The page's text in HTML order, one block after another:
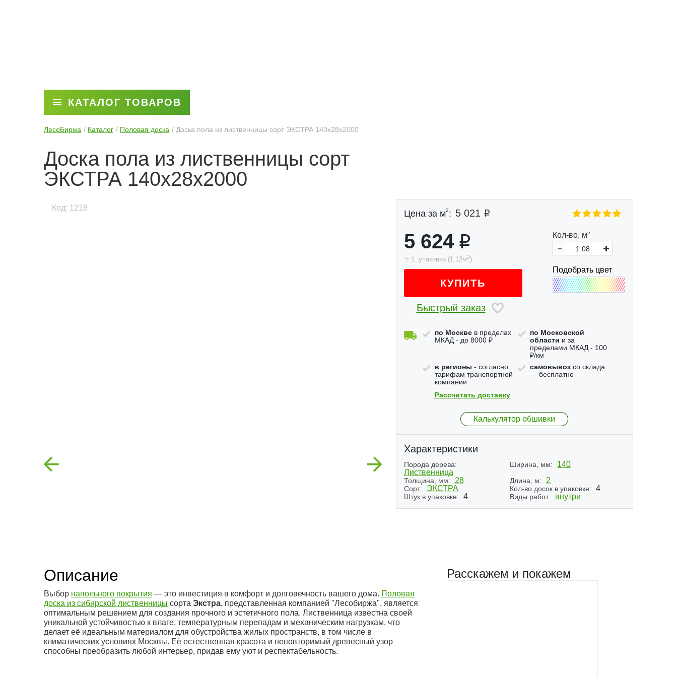
КАТАЛОГ ТОВАРОВ
ЛесоБиржа Каталог Половая доска Доска пола из лиственницы сорт ЭКСТРА 140x28x2000
Доска пола из лиственницы сорт
ЭКСТРА 140x28x2000
Код: 1218
Previous Next
Цена за м2: 5 021
5 624
= 1 упаковка (1.12м2)
КУПИТЬ
Быстрый заказ
Кол-во, м2
Подобрать цвет
по Москвев пределах
МКАД - до 8000 ₽
по Московской
области и за
пределами МКАД - 100
₽/км
в регионы - согласно
тарифам транспортной
компании
самовывозсо склада
— бесплатно
Рассчитать доставку
Калькулятор обшивки
Характеристики
Порода дерева:
Лиственница
Ширина, мм: 140
Толщина, мм: 28 Длина, м: 2
Сорт: ЭКСТРА Кол-во досок в упаковке: 4
Штук в упаковке: 4 Виды работ: внутри
Описание
Выбор напольного покрытия — это инвестиция в комфорт и долговечность вашего дома. Половая
доска из сибирской лиственницы сорта Экстра, представленная компанией "Лесобиржа", является
оптимальным решением для создания прочного и эстетичного пола. Лиственница известна своей
уникальной устойчивостью к влаге, температурным перепадам и механическим нагрузкам, что
делает её идеальным материалом для обустройства жилых пространств, в том числе в
климатических условиях Москвы. Её естественная красота и неповторимый древесный узор
способны преобразить любой интерьер, придав ему уют и респектабельность.
Расскажем и покажем